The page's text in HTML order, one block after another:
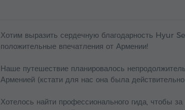
Хотим выразить сердечную благодарность Hyur
положительные впечатления от Армении!
Наше путешествие планировалось
Арменией (кстати для нас она была
Хотелось найти профессионального гида, чтобы